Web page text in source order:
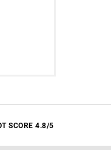
SCORE 4.8/5